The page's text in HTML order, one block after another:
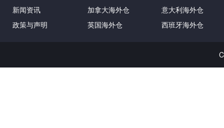
新闻资讯
政策与声明
加拿大海外仓
英国海外仓
意大利海外仓
西班牙海外仓